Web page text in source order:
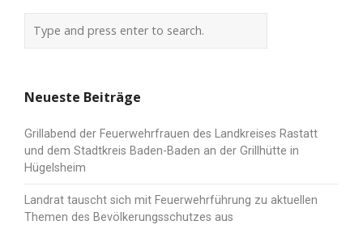
Neueste Beiträge
Grillabend der Feuerwehrfrauen des Landkreises Rastatt
und dem Stadtkreis Baden-Baden an der Grillhütte in
Hügelsheim
Landrat tauscht sich mit Feuerwehrführung zu aktuellen
Themen des Bevölkerungsschutzes aus